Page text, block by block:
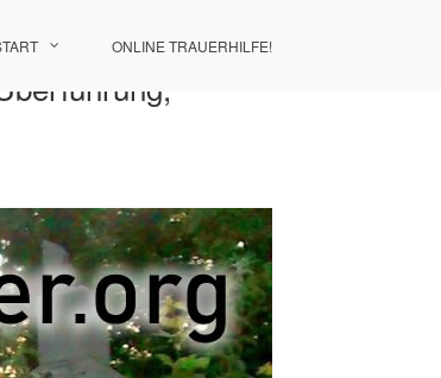
ONLINE TRAUERHILFE!